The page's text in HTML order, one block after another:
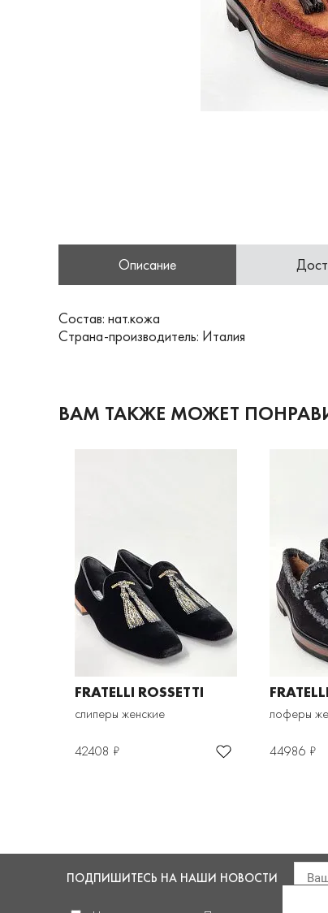
Описание
Состав: нат.кожа
Страна-производитель: Италия
ВАМ ТАКЖЕ МОЖЕТ
FRATELLI ROSSETTI
слиперы женские
42408 ₽
лоферы
44986 ₽
ПОДПИШИТЕСЬ НА НАШИ НОВОСТИ